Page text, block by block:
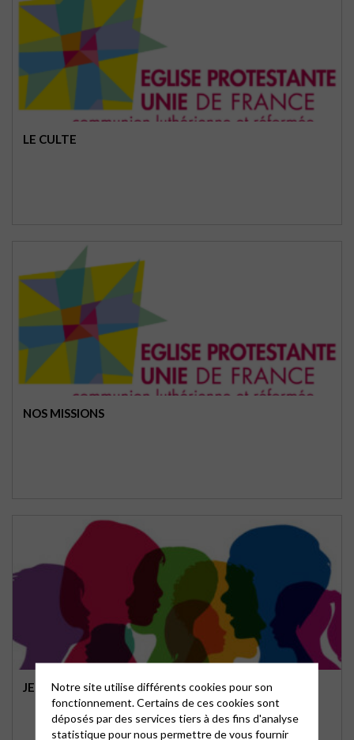
LE CULTE
NOS MISSIONS
JEUNESSENotre site utilise différents cookies pour son
fonctionnement. Certains de ces cookies sont
déposés par des services tiers à des fins d'analyse
statistique pour nous permettre de vous fournir